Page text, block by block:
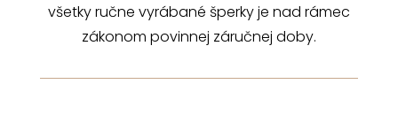
všetky ručne vyrábané šperky je nad rámec
zákonom povinnej záručnej doby.